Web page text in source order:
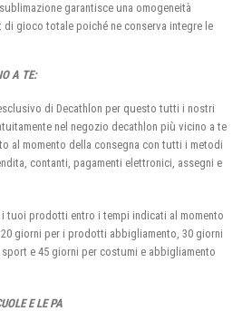
garantisce una omogeneità
gioco totale poiché ne conserva integre le
A TE:
di Decathlon per questo tutti i nostri
nel negozio decathlon più vicino a te
al momento della consegna con tutti i metodi
contanti, pagamenti elettronici, assegni e
i tuoi prodotti entro i tempi indicati al momento
giorni per i prodotti abbigliamento, 30 giorni
e 45 giorni per costumi e abbigliamento
E LE PA